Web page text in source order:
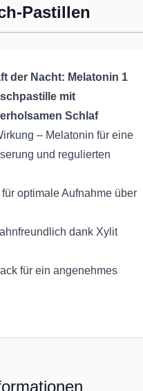
Pastillen
der Nacht: Melatonin 1
mit
Schlaf
– Melatonin für eine
und regulierten
optimale Aufnahme über
dank Xylit
für ein angenehmes
ideal für eine schnelle